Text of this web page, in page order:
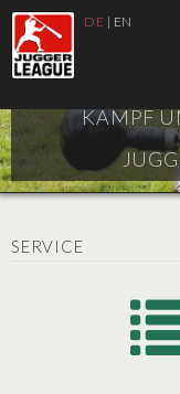
DE | EN
KAMPF
SERVICE